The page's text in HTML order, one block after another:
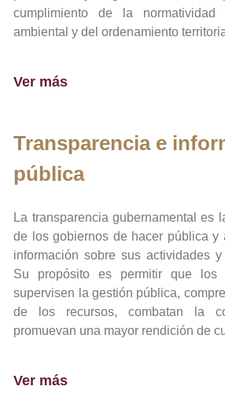
cumplimiento de la normatividad
ambiental y del ordenamiento
Ver más
Transparencia e
pública
La transparencia gubernamental es
de los gobiernos de hacer pública y
información sobre sus actividades y
Su propósito es permitir que los
supervisen la gestión pública,
de los recursos, combatan la
promuevan una mayor rendición de
Ver más